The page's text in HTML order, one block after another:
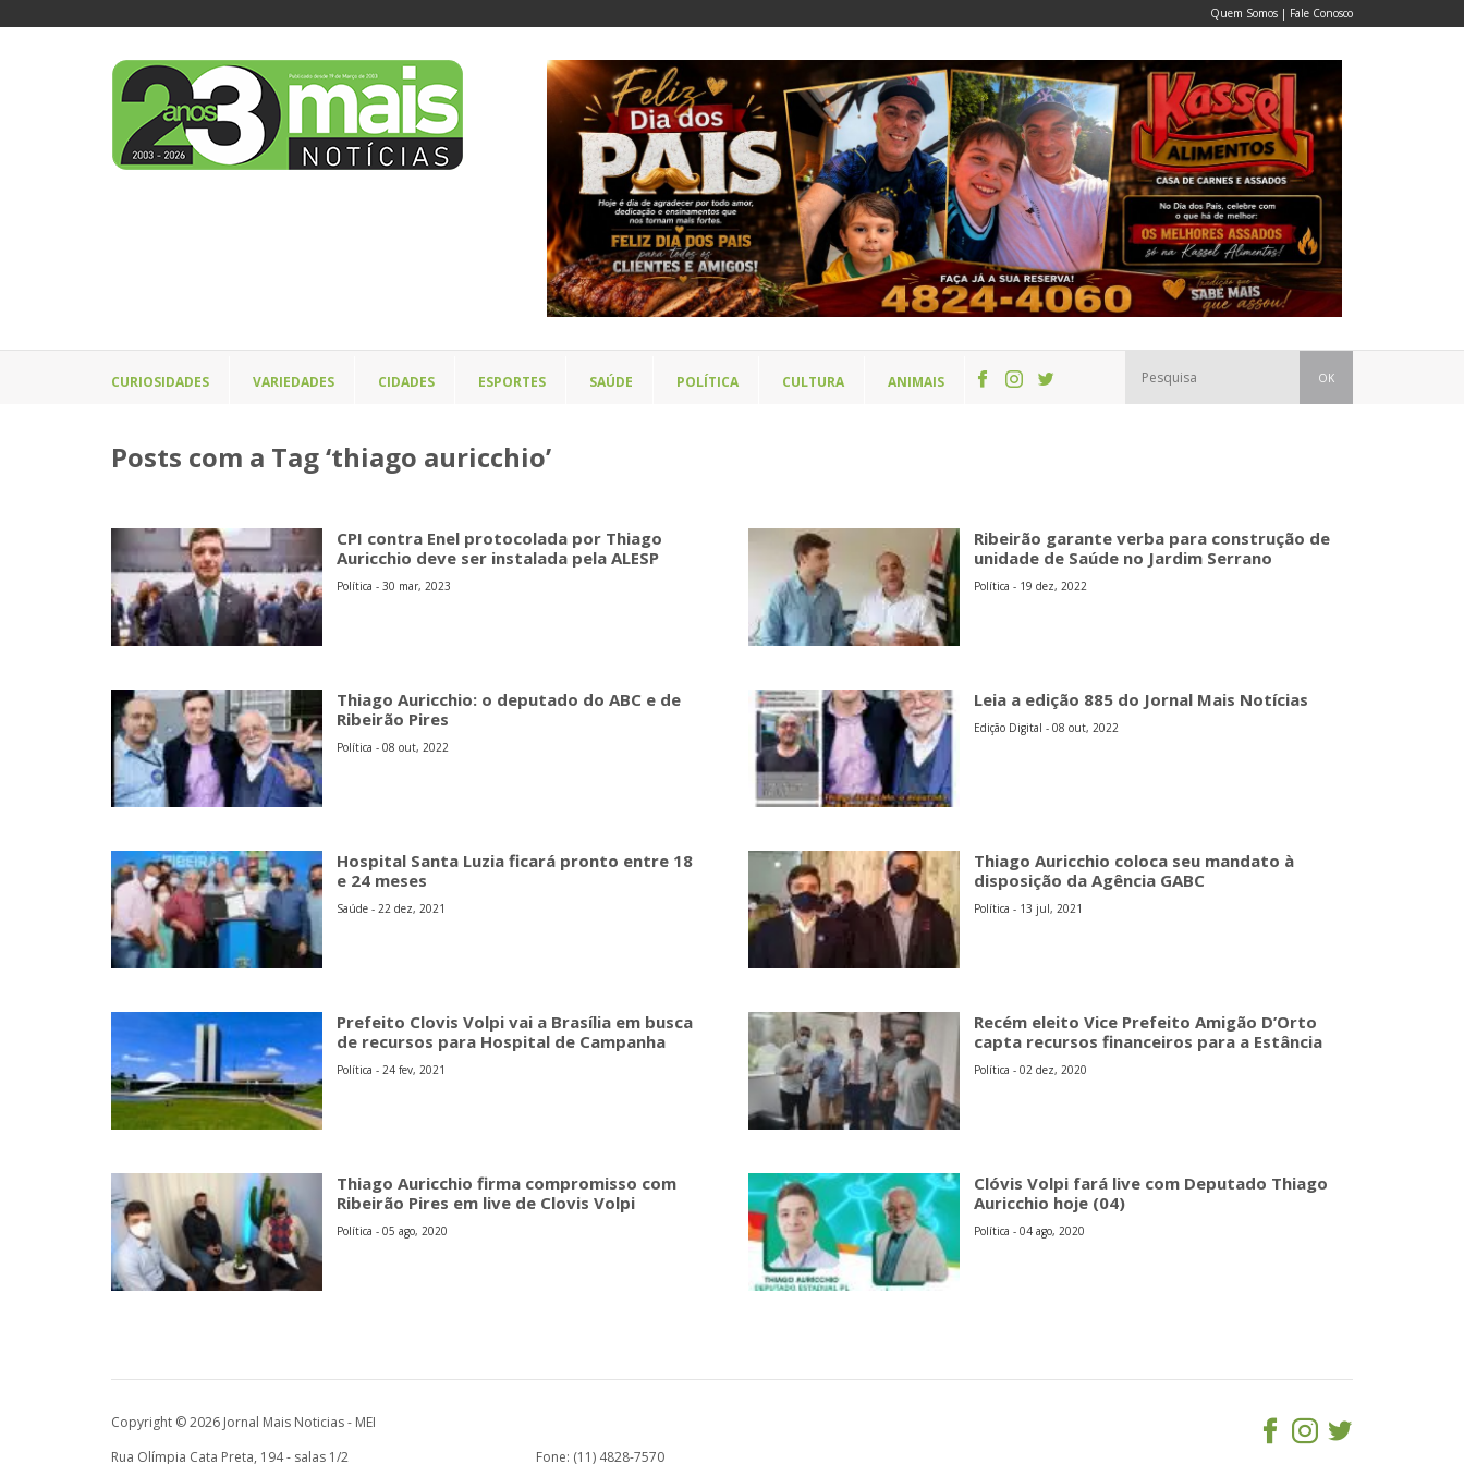
Quem Somos | Fale Conosco
CURIOSIDADES VARIEDADES CIDADES ESPORTES SAÚDE POLÍTICA CULTURA ANIMAIS OK
Posts com a Tag ‘thiago auricchio’
CPI contra Enel protocolada por Thiago
Auricchio deve ser instalada pela ALESP
Política - 30 mar, 2023
Ribeirão garante verba para construção de
unidade de Saúde no Jardim Serrano
Política - 19 dez, 2022
Thiago Auricchio: o deputado do ABC e de
Ribeirão Pires
Política - 08 out, 2022
Leia a edição 885 do Jornal Mais Notícias
Edição Digital - 08 out, 2022
Hospital Santa Luzia ficará pronto entre 18
e 24 meses
Saúde - 22 dez, 2021
Thiago Auricchio coloca seu mandato à
disposição da Agência GABC
Política - 13 jul, 2021
Prefeito Clovis Volpi vai a Brasília em busca
de recursos para Hospital de Campanha
Política - 24 fev, 2021
Recém eleito Vice Prefeito Amigão D’Orto
capta recursos financeiros para a Estância
Política - 02 dez, 2020
Thiago Auricchio firma compromisso com
Ribeirão Pires em live de Clovis Volpi
Política - 05 ago, 2020
Clóvis Volpi fará live com Deputado Thiago
Auricchio hoje (04)
Política - 04 ago, 2020
Copyright © 2026 Jornal Mais Noticias - MEI
Rua Olímpia Cata Preta, 194 - salas 1/2
Fone: (11) 4828-7570